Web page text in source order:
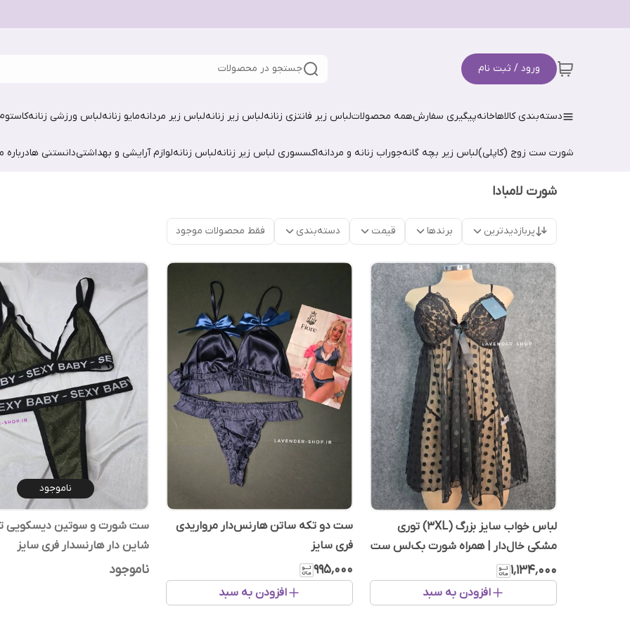
ورود / ثبت نام جستجو در محصولات
دسته‌بندی کالاهاخانهپیگیری سفارشهمه محصولاتلباس زیر فانتزی زنانهلباس زیر زنانهلباس زیر مردانهمایو زنانهلباس ورزشی زنانه
شورت ست زوج (کاپلی)لباس زیر بچه گانهجوراب زنانه و مردانهاکسسوری لباس زیر زنانهلباس زنانهلوازم آرایشی و بهداشتیدانستنی هادرباره
شورت لامبادا
پربازدیدترین برندها قیمت دسته‌بندی فقط محصولات موجود
لباس خواب سایز بزرگ (3XL) توری
مشکی خال‌دار | همراه شورت بک‌لس ست
۱٬۱۳۴٬۰۰۰
افزودن به سبد
ست دو تکه ساتن هارنس‌دار مرواریدی
فری سایز
۹۹۵٬۰۰۰
افزودن به سبد
ناموجود
ست شورت و سوتین دیسکویی
شاین دار هارنسدار فری سایز
ناموجود